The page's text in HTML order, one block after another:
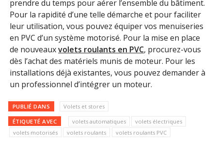
prendre du temps pour aérer l’ensemble du bâtiment.
Pour la rapidité d’une telle démarche et pour faciliter
leur utilisation, vous pouvez équiper vos menuiseries
en PVC d’un système motorisé. Pour la mise en place
de nouveauxvolets roulants en PVC, procurez-vous
dès l’achat des matériels munis de moteur. Pour les
installations déjà existantes, vous pouvez demander à
un professionnel d’intégrer un moteur.
PUBLIÉ DANS Volets et stores
ÉTIQUETÉ AVEC volets automatiques
volets électriques
volets motorisés
volets roulants volets roulants PVC